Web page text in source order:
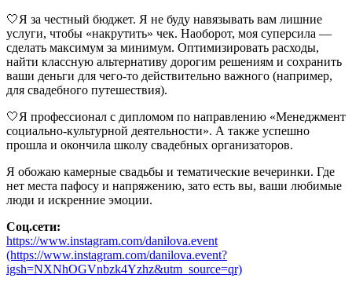
🤍Я за честный бюджет. Я не буду навязывать вам лишние
услуги, чтобы «накрутить» чек. Наоборот, моя суперсила —
сделать максимум за минимум. Оптимизировать расходы,
найти классную альтернативу дорогим решениям и сохранить
ваши деньги для чего-то действительно важного (например,
для свадебного путешествия).
🤍Я профессионал с дипломом по направлению «Менеджмент
социально-культурной деятельности». А также успешно
прошла и окончила школу свадебных организаторов.
Я обожаю камерные свадьбы и тематические вечеринки. Где
нет места пафосу и напряжению, зато есть вы, ваши любимые
люди и искренние эмоции.
Соц.сети:
https://www.instagram.com/danilova.event
(https://www.instagram.com/danilova.event?
igsh=NXNhOGVnbzk4Yzhz&utm_source=qr)